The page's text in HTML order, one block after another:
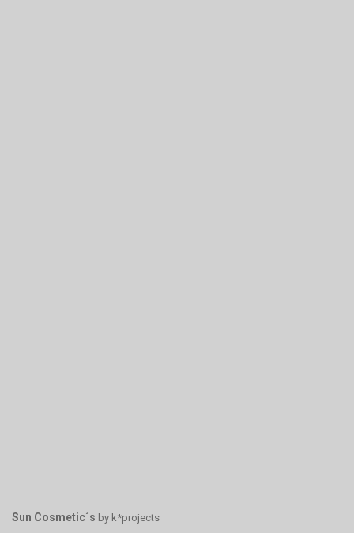
Sun Cosmetic´s by k*projects